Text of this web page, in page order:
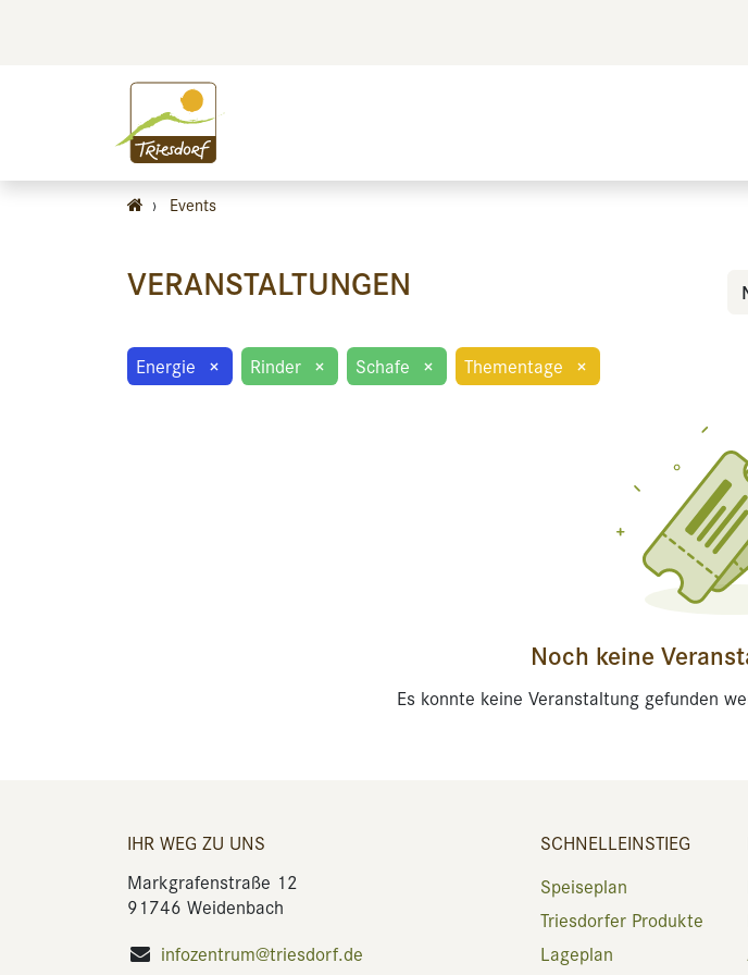
› Events
VERANSTALTUNGEN
Energie × Rinder × Schafe × Thementage ×
Noch keine
Es konnte keine Veranstaltung gefunden
IHR WEG ZU UNS
Markgrafenstraße 12
91746 Weidenbach
infozentrum@triesdorf.de
SCHNELLEINSTIEG
Speiseplan
Triesdorfer Produkte
Lageplan